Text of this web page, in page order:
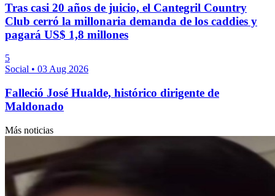
Tras casi 20 años de juicio, el Cantegril Country
Club cerró la millonaria demanda de los caddies y
pagará US$ 1,8 millones
5
Social • 03 Aug 2026
Falleció José Hualde, histórico dirigente de
Maldonado
Más noticias